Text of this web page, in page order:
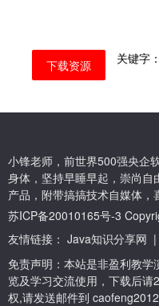
下载资源 关键字：
小锋老师，前世界500强央企
身体，坚持早睡早起，崇尚
产品，附带搞搞技术自媒体
苏ICP备20010165号-3
友情链接： Java知识分享网 |
免责声明：本站是非盈利教
览及学习交流使用，下载后
权,请发送邮件到